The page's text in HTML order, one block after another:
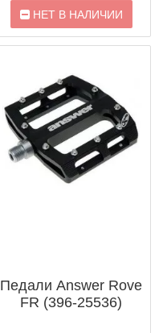
НЕТ В НАЛИЧИИ
Педали Answer Rove
FR (396-25536)